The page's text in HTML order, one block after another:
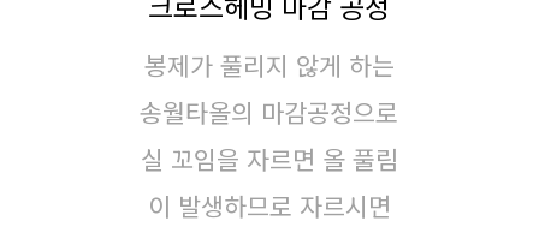
봉제가 풀리지 않게 하는
송월타올의 마감공정으로
실 꼬임을 자르면 올 풀림
이 발생하므로 자르시면